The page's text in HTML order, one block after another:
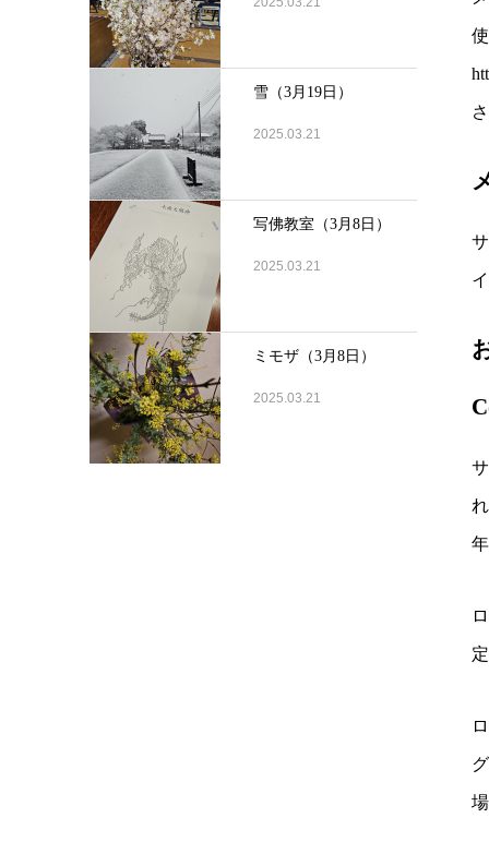
雪（3月19日）
2025.03.21
写佛教室（3月8日）
2025.03.21
ミモザ（3月8日）
2025.03.21